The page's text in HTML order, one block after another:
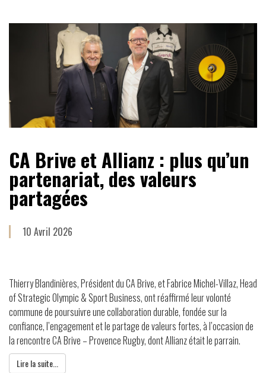
CA Brive et Allianz : plus qu’un
partenariat, des valeurs
partagées
10 Avril 2026
Thierry Blandinières, Président du CA Brive, et Fabrice Michel-Villaz, Head
of Strategic Olympic & Sport Business, ont réaffirmé leur volonté
commune de poursuivre une collaboration durable, fondée sur la
confiance, l’engagement et le partage de valeurs fortes, à l’occasion de
la rencontre CA Brive – Provence Rugby, dont Allianz était le parrain.
Lire la suite...